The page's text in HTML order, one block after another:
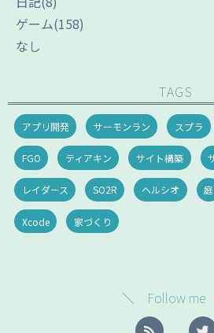
ゲーム(158)
なし
TAGS
アプリ開発 サーモンラン スプラ
FGO ティアキン サイト構築
レイダース SO2R ヘルシオ 庭
Xcode 家づくり
＼ Follow me